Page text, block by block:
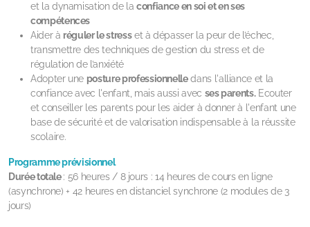
et la dynamisation de laconfiance en soi et en ses
compétences
Aider à réguler le stresset à dépasser la peur de l’échec,
transmettre des techniques de gestion du stress et de
régulation de l’anxiété
Adopter une posture professionnelledans l'alliance et la
confiance avec l'enfant, mais aussi avec ses parents.Ecouter
et conseiller les parents pour les aider à donner à l'enfant une
base de sécurité et de valorisation indispensable à la réussite
scolaire.
Programme prévisionnel
Durée totale: 56 heures / 8 jours : 14 heures de cours en ligne
(asynchrone) + 42 heures en distanciel synchrone (2 modules de 3
jours)